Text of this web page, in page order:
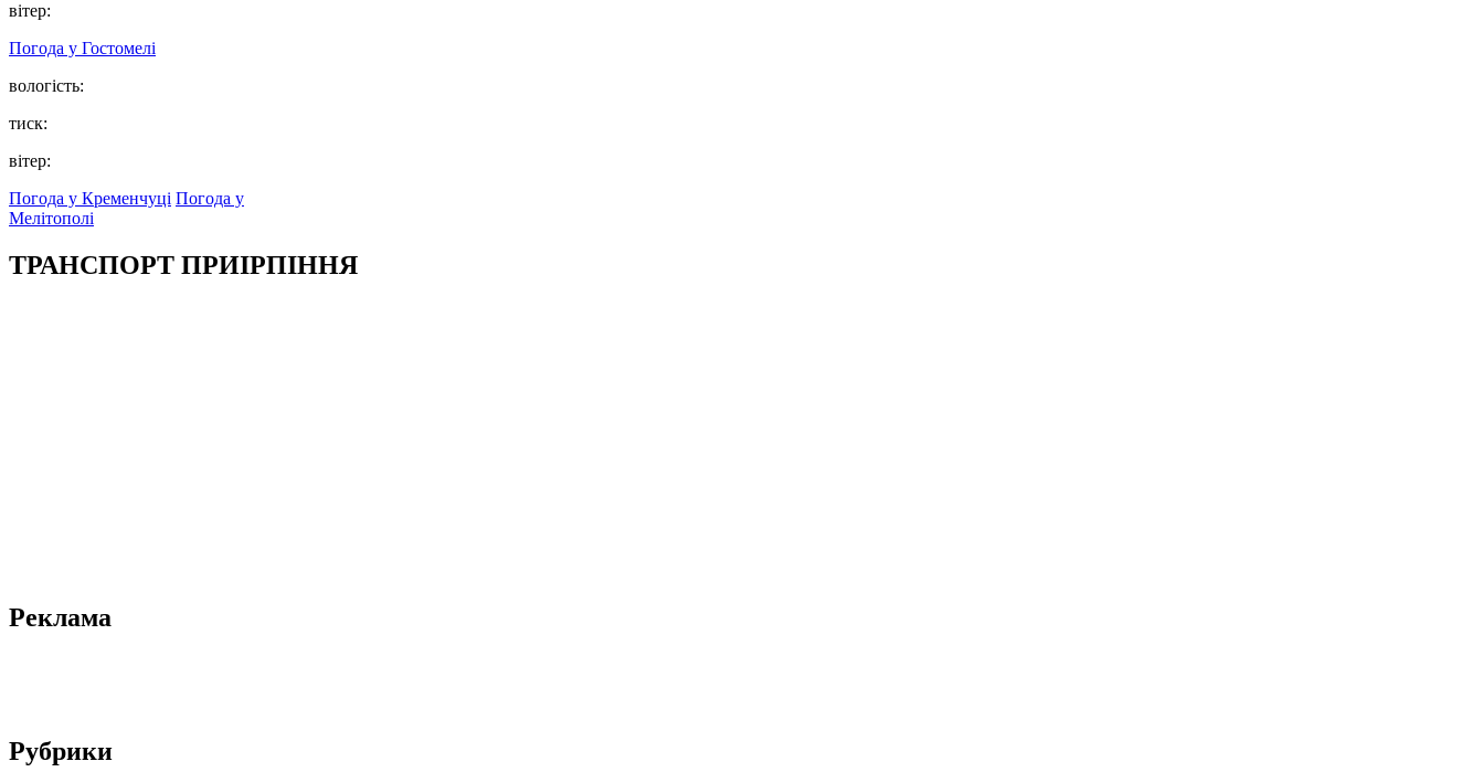
вітер:
Погода у Гостомелі
вологість:
тиск:
вітер:
Погода у Кременчуці Погода у
Мелітополі
ТРАНСПОРТ ПРИІРПІННЯ
Реклама
Рубрики